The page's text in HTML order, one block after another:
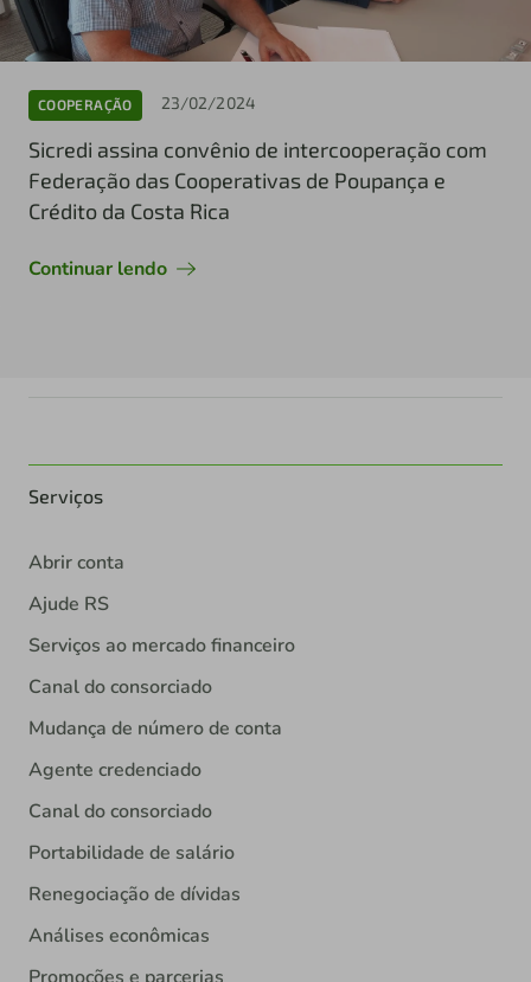
COOPERAÇÃO 23/02/2024
Sicredi assina convênio de intercooperação com
Federação das Cooperativas de Poupança e
Crédito da Costa Rica
Continuar lendo
Serviços
Abrir conta
Ajude RS
Serviços ao mercado financeiro
Canal do consorciado
Mudança de número de conta
Agente credenciado
Canal do consorciado
Portabilidade de salário
Renegociação de dívidas
Análises econômicas